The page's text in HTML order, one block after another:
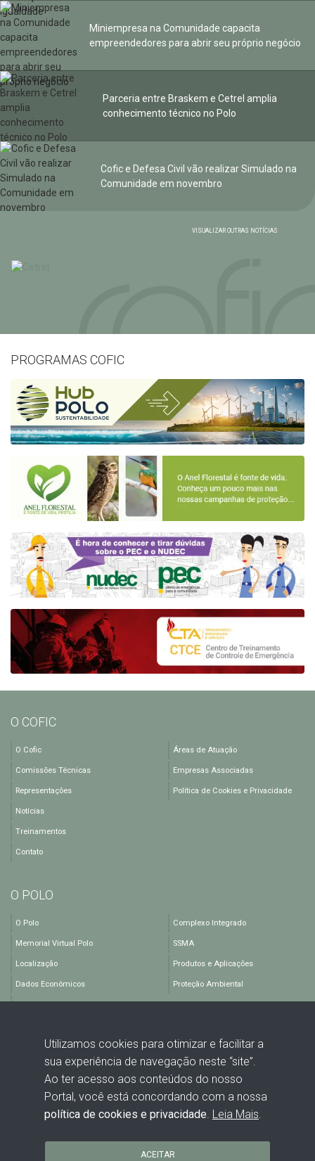
Utilizamos cookies para otimizar e facilitar a
sua experiência de navegação neste “site”.
Ao ter acesso aos conteúdos do nosso
Portal, você está concordando com a nossa
política de cookies e privacidade. Leia Mais.
ACEITAR
Miniempresa na Comunidade capacita
empreendedores para abrir seu próprio negócio
Parceria entre Braskem e Cetrel amplia
conhecimento técnico no Polo
Cofic e Defesa Civil vão realizar Simulado na
Comunidade em novembro
VISUALIZAR OUTRAS NOTÍCIAS
PROGRAMAS COFIC
O COFIC
O Cofic
Comissões Técnicas
Representações
Áreas de Atuação
Empresas Associadas
Política de Cookies e Privacidade
Notícias
Treinamentos
Contato
O POLO
O Polo
Memorial Virtual Polo
Localização
Dados Econômicos
Complexo Integrado
SSMA
Produtos e Aplicações
Proteção Ambiental